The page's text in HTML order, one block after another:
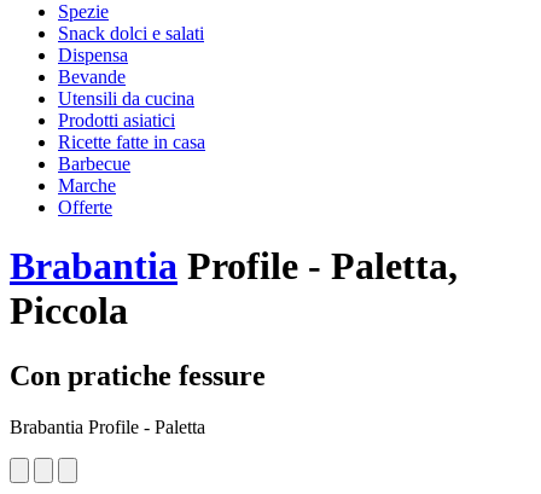
Spezie
Snack dolci e salati
Dispensa
Bevande
Utensili da cucina
Prodotti asiatici
Ricette fatte in casa
Barbecue
Marche
Offerte
Brabantia Profile - Paletta,
Piccola
Con pratiche fessure
Brabantia Profile - Paletta